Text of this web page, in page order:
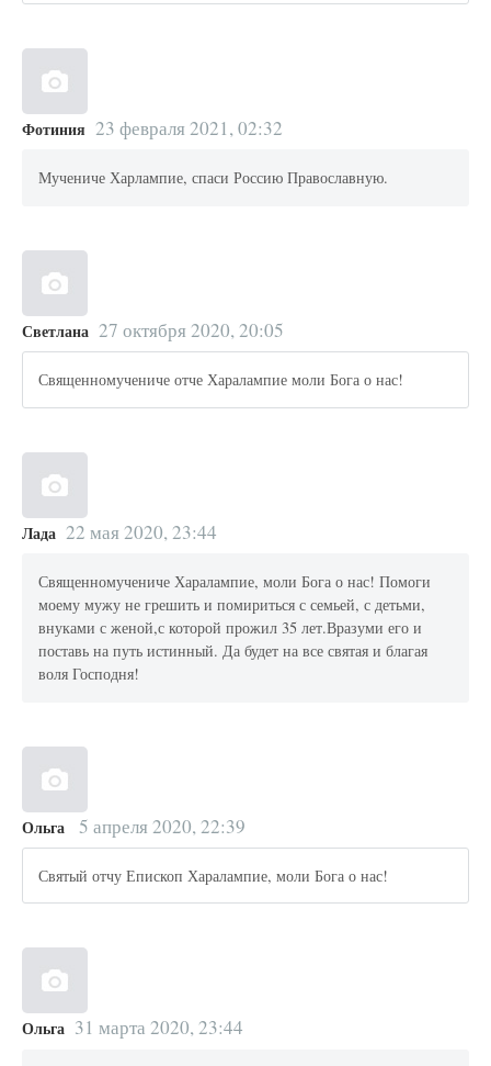
Фотиния 23 февраля 2021, 02:32
Мучениче Харлампие, спаси Россию Православную.
Светлана 27 октября 2020, 20:05
Священномучениче отче Харалампие моли Бога о нас!
Лада 22 мая 2020, 23:44
Священномучениче Харалампие, моли Бога о нас! Помоги
моему мужу не грешить и помириться с семьей, с детьми,
внуками с женой,с которой прожил 35 лет.Вразуми его и
поставь на путь истинный. Да будет на все святая и благая
воля Господня!
Ольга 5 апреля 2020, 22:39
Святый отчу Епископ Харалампие, моли Бога о нас!
Ольга 31 марта 2020, 23:44